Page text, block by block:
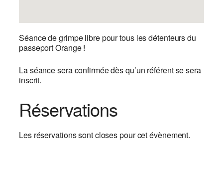
Séance de grimpe libre pour tous les détenteurs du
passeport Orange !
La séance sera confirmée dès qu’un référent se sera
inscrit.
Réservations
Les réservations sont closes pour cet évènement.